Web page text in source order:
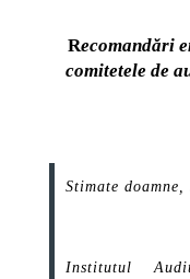
Recomandări
comitetele de
Stimate doamne,
Institutul